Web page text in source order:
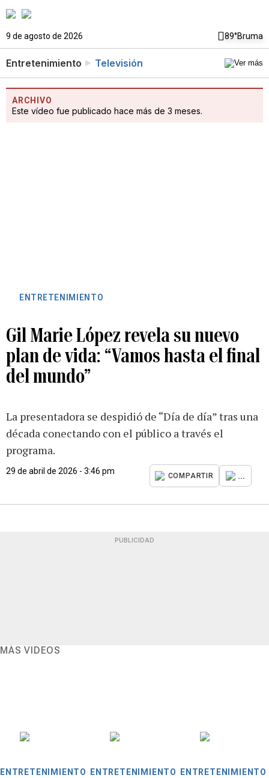
9 de agosto de 2026 89°Bruma
Entretenimiento Televisión
ARCHIVO
Este vídeo fue publicado hace más de 3 meses.
ENTRETENIMIENTO
Gil Marie López revela su nuevo
plan de vida: “Vamos hasta el final
del mundo”
La presentadora se despidió de “Día de día” tras una
década conectando con el público a través el
programa.
29 de abril de 2026 - 3:46 pm
COMPARTIR ...
PUBLICIDAD
MÁS VIDEOS
ENTRETENIMIENTO ENTRETENIMIENTO ENTRETENIMIENTO